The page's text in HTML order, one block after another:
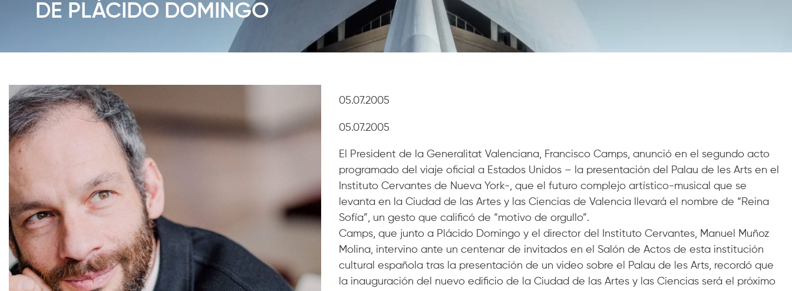
DE PLÁCIDO DOMINGO
05.07.2005
05.07.2005
El President de la Generalitat Valenciana, Francisco Camps, anunció en el segundo acto
programado del viaje oficial a Estados Unidos – la presentación del Palau de les Arts en el
Instituto Cervantes de Nueva York-, que el futuro complejo artístico-musical que se
levanta en la Ciudad de las Artes y las Ciencias de Valencia llevará el nombre de “Reina
Sofía”, un gesto que calificó de “motivo de orgullo”.
Camps, que junto a Plácido Domingo y el director del Instituto Cervantes, Manuel Muñoz
Molina, intervino ante un centenar de invitados en el Salón de Actos de esta institución
cultural española tras la presentación de un video sobre el Palau de les Arts, recordó que
la inauguración del nuevo edificio de la Ciudad de las Artes y las Ciencias será el próximo